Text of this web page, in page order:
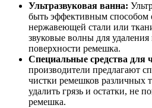
Ультразвуковая ванна:
быть эффективным способом
нержавеющей стали или
звуковые волны для удаления
поверхности ремешка.
Специальные средства для
производители предлагают
чистки ремешков различных
удалить грязь и остатки, не
ремешка.